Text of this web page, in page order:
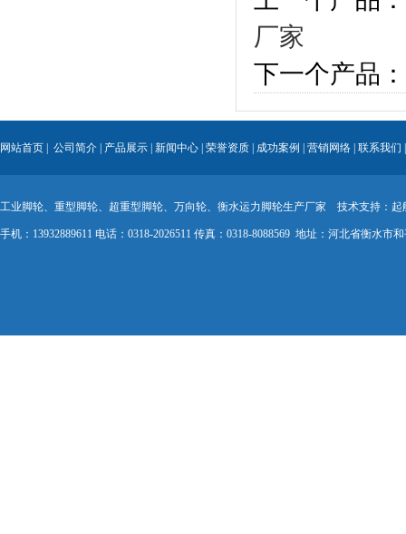
厂家
下一个产品：
网站首页 | 公司简介 | 产品展示 | 新闻中心 | 荣誉资质 | 成功案例 | 营销网络 | 联系我们
工业脚轮、重型脚轮、超重型脚轮、万向轮、衡水运力脚轮生产厂家 技术支持： 起
手机：13932889611 电话：0318-2026511 传真：0318-8088569 地址：河北省衡水市